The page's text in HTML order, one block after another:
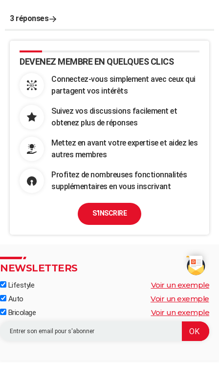
3 réponses
DEVENEZ MEMBRE EN QUELQUES CLICS
Connectez-vous simplement avec ceux qui
partagent vos intérêts
Suivez vos discussions facilement et
obtenez plus de réponses
Mettez en avant votre expertise et aidez les
autres membres
Profitez de nombreuses fonctionnalités
supplémentaires en vous inscrivant
S'INSCRIRE
NEWSLETTERS
Lifestyle Voir un exemple
Auto Voir un exemple
Bricolage Voir un exemple